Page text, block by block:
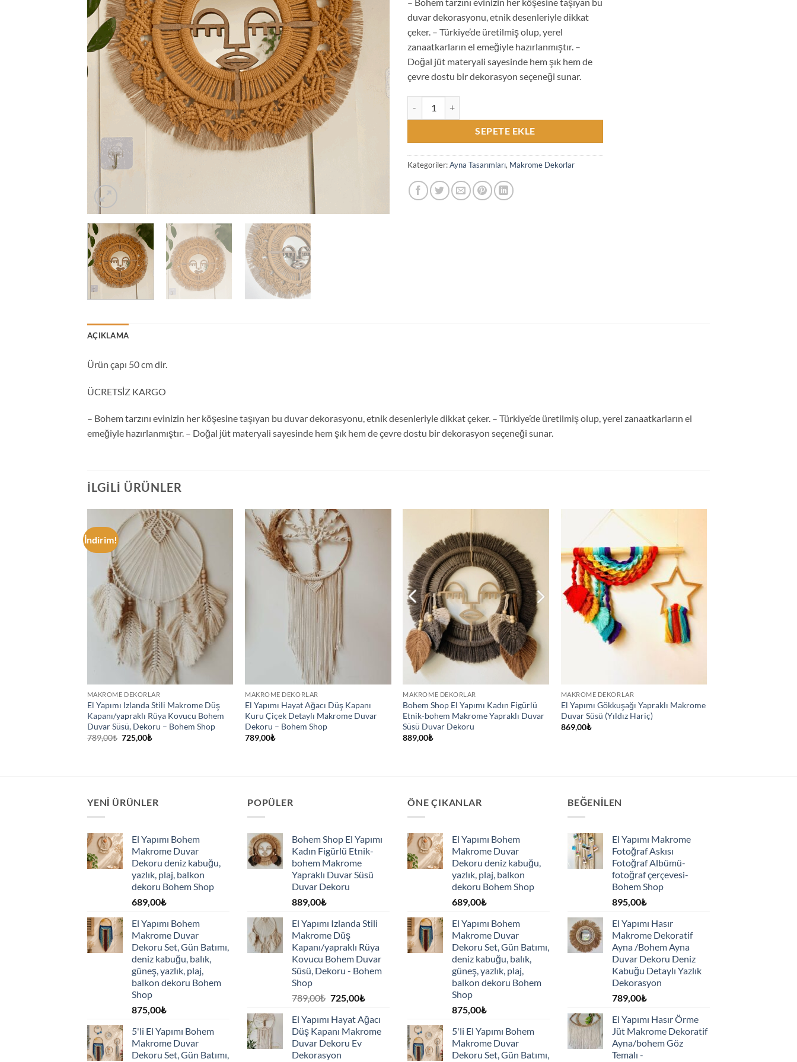
duvar dekorasyonu, etnik desenleriyle dikkat
çeker. – Türkiye’de üretilmiş olup, yerel
zanaatkarların el emeğiyle hazırlanmıştır. –
Doğal jüt materyali sayesinde hem şık hem de
çevre dostu bir dekorasyon seçeneği sunar.
SEPETE EKLE
Kategoriler:Ayna Tasarımları, Makrome Dekorlar
AÇIKLAMA
Ürün çapı 50 cm dir.
ÜCRETSİZ KARGO
– Bohem tarzını evinizin her köşesine taşıyan bu duvar dekorasyonu, etnik desenleriyle dikkat çeker. – Türkiye’de üretilmiş olup, yerel zanaatkarların el
emeğiyle hazırlanmıştır. – Doğal jüt materyali sayesinde hem şık hem de çevre dostu bir dekorasyon seçeneği sunar.
İLGILI ÜRÜNLER
İndirim!
MAKROME DEKORLAR
El Yapımı Izlanda Stili Makrome Düş
Kapanı/yapraklı Rüya Kovucu Bohem
Duvar Süsü, Dekoru – Bohem Shop
789,00₺ Orijinal
fiyat:
725,00₺Şu
MAKROME DEKORLAR
El Yapımı Hayat Ağacı Düş Kapanı
Kuru Çiçek Detaylı Makrome Duvar
Dekoru – Bohem Shop
789,00₺
MAKROME DEKORLAR
Bohem Shop El Yapımı Kadın Figürlü
Etnik-bohem Makrome Yapraklı Duvar
Süsü Duvar Dekoru
889,00₺
MAKROME DEKORLAR
El Yapımı Gökkuşağı Yapraklı Makrome
Duvar Süsü (Yıldız Hariç)
869,00₺
YENI ÜRÜNLER
El Yapımı Bohem
Makrome Duvar
Dekoru deniz kabuğu,
yazlık, plaj, balkon
dekoru Bohem Shop
689,00₺
El Yapımı Bohem
Makrome Duvar
Dekoru Set, Gün Batımı,
deniz kabuğu, balık,
güneş, yazlık, plaj,
balkon dekoru Bohem
Shop
875,00₺
5'li El Yapımı Bohem
Makrome Duvar
Dekoru Set, Gün Batımı,
POPÜLER
Bohem Shop El Yapımı
Kadın Figürlü Etnik-
bohem Makrome
Yapraklı Duvar Süsü
Duvar Dekoru
889,00₺
El Yapımı Izlanda Stili
Makrome Düş
Kapanı/yapraklı Rüya
Kovucu Bohem Duvar
Süsü, Dekoru - Bohem
Shop
789,00₺ Orijinal
789,00₺.
725,00₺Şu
fiyat:
725,00₺.
El Yapımı Hayat Ağacı
Düş Kapanı Makrome
Duvar Dekoru Ev
Dekorasyon
ÖNE ÇIKANLAR
El Yapımı Bohem
Makrome Duvar
Dekoru deniz kabuğu,
yazlık, plaj, balkon
dekoru Bohem Shop
689,00₺
El Yapımı Bohem
Makrome Duvar
Dekoru Set, Gün Batımı,
deniz kabuğu, balık,
güneş, yazlık, plaj,
balkon dekoru Bohem
Shop
875,00₺
5'li El Yapımı Bohem
Makrome Duvar
Dekoru Set, Gün Batımı,
BEĞENILEN
El Yapımı Makrome
Fotoğraf Askısı
Fotoğraf Albümü-
fotoğraf çerçevesi-
Bohem Shop
895,00₺
El Yapımı Hasır
Makrome Dekoratif
Ayna /Bohem Ayna
Duvar Dekoru Deniz
Kabuğu Detaylı Yazlık
Dekorasyon
789,00₺
El Yapımı Hasır Örme
Jüt Makrome Dekoratif
Ayna/bohem Göz
Temalı -